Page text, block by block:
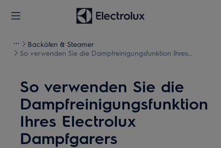
Backöfen & Steamer
So verwenden Sie die Dampfreinigungsfunktion Ihres
So verwenden Sie die
Dampfreinigungsfunktion
Ihres Electrolux
Dampfgarers